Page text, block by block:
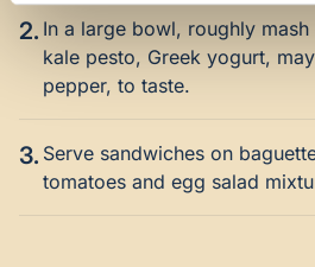
2. In a large bowl, roughly
kale pesto, Greek yogurt,
pepper, to taste.
3. Serve sandwiches on
tomatoes and egg salad